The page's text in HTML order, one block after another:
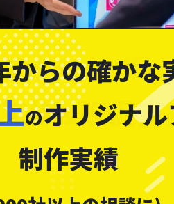
クリルグ
&
からの確かな
のオリジナ
制作実績
ジャンルのア
まで支援を
ーツ・アーティスト